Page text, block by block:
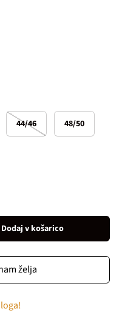
44/46 48/50
Dodaj v košarico
želja